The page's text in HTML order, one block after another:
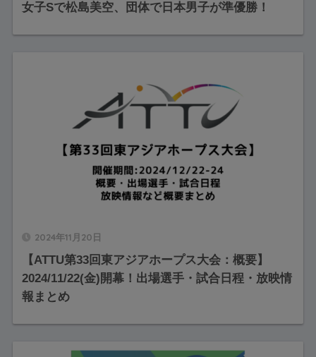
女子Sで松島美空、団体で日本男子が準優勝！
2024年11月20日
【ATTU第33回東アジアホープス大会：概要】
2024/11/22(金)開幕！出場選手・試合日程・放映情
報まとめ